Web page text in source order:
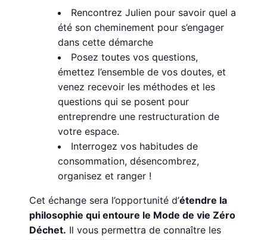
Rencontrez Julien pour savoir quel a
été son cheminement pour s’engager
dans cette démarche
Posez toutes vos questions,
émettez l’ensemble de vos doutes, et
venez recevoir les méthodes et les
questions qui se posent pour
entreprendre une restructuration de
votre espace.
Interrogez vos habitudes de
consommation, désencombrez,
organisez et ranger !
Cet échange sera l’opportunité d’étendre la
philosophie qui entoure le Mode de vie Zéro
Déchet. Il vous permettra de connaître les